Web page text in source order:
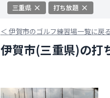
三重県 打ち放題
＜ 伊賀市のゴルフ練習場一覧に戻る
伊賀市(三重県)の打